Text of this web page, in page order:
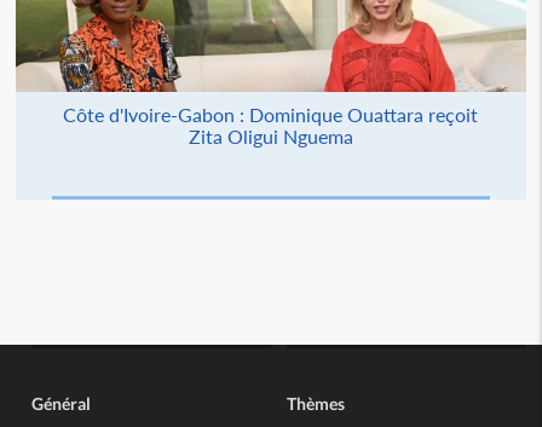
Côte d'Ivoire-Gabon : Dominique Ouattara reçoit
Zita Oligui Nguema
Général Thèmes